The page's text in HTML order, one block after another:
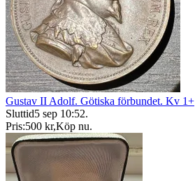
Gustav II Adolf. Götiska förbundet. Kv 1+
Sluttid5 sep 10:52.
Pris:500 kr,Köp nu.